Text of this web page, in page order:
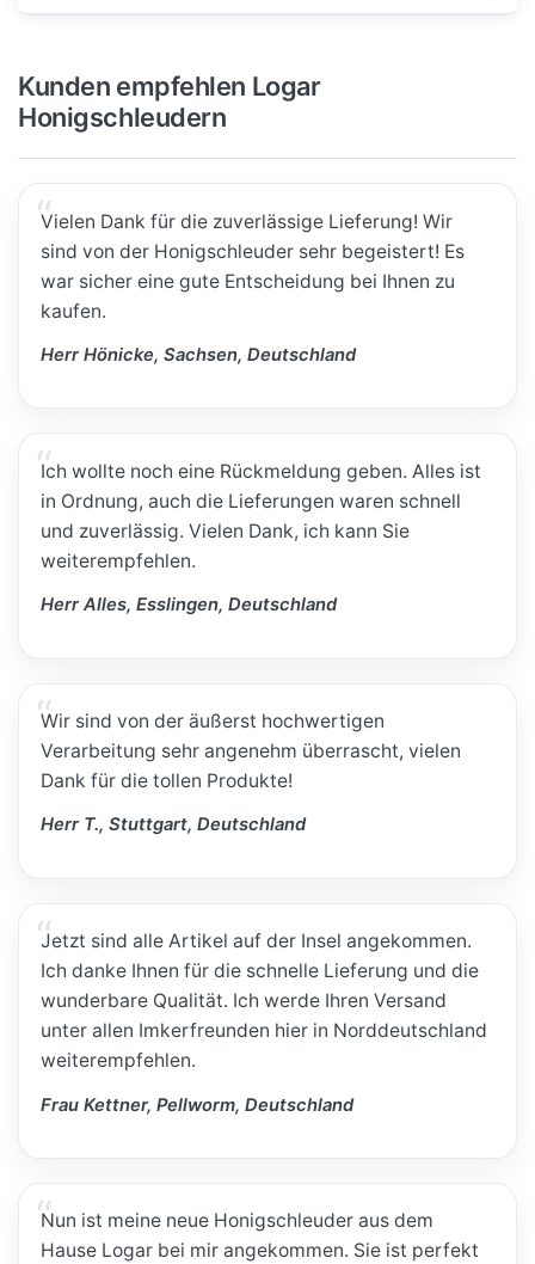
Kunden empfehlen Logar
Honigschleudern
Vielen Dank für die zuverlässige Lieferung! Wir
sind von der Honigschleuder sehr begeistert! Es
war sicher eine gute Entscheidung bei Ihnen zu
kaufen.
Herr Hönicke, Sachsen, Deutschland
Ich wollte noch eine Rückmeldung geben. Alles ist
in Ordnung, auch die Lieferungen waren schnell
und zuverlässig. Vielen Dank, ich kann Sie
weiterempfehlen.
Herr Alles, Esslingen, Deutschland
Wir sind von der äußerst hochwertigen
Verarbeitung sehr angenehm überrascht, vielen
Dank für die tollen Produkte!
Herr T., Stuttgart, Deutschland
Jetzt sind alle Artikel auf der Insel angekommen.
Ich danke Ihnen für die schnelle Lieferung und die
wunderbare Qualität. Ich werde Ihren Versand
unter allen Imkerfreunden hier in Norddeutschland
weiterempfehlen.
Frau Kettner, Pellworm, Deutschland
Nun ist meine neue Honigschleuder aus dem
Hause Logar bei mir angekommen. Sie ist perfekt